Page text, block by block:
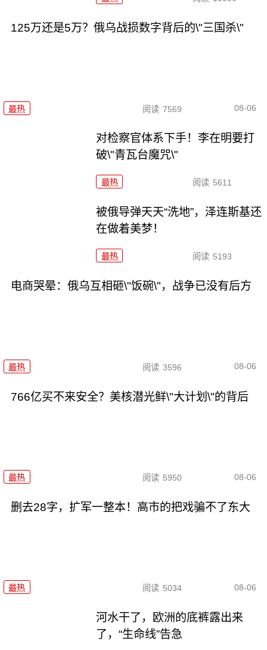
125万还是5万？俄乌战损数字背后的\"三国杀\"
最热 阅读 7569 08-06
对检察官体系下手！李在明要打
破\"青瓦台魔咒\"
最热 阅读 5611
被俄导弹天天“洗地”，泽连斯基还
在做着美梦！
最热 阅读 5193
电商哭晕：俄乌互相砸\"饭碗\"，战争已没有后方
最热 阅读 3596 08-06
766亿买不来安全？美核潜光鲜\"大计划\"的背后
最热 阅读 5950 08-06
删去28字，扩军一整本！高市的把戏骗不了东大
最热 阅读 5034 08-06
河水干了，欧洲的底裤露出来
了，“生命线”告急